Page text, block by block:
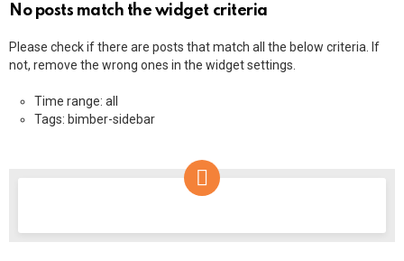
No posts match the widget criteria
Please check if there are posts that match all the below criteria. If
not, remove the wrong ones in the widget settings.
Time range: all
Tags: bimber-sidebar